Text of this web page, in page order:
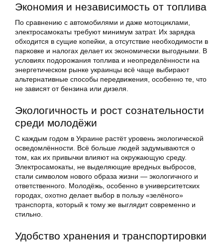
Экономия и независимость от топлива
По сравнению с автомобилями и даже мотоциклами,
электросамокаты требуют минимум затрат. Их зарядка
обходится в сущие копейки, а отсутствие необходимости в
парковке и налогах делает их экономически выгодными. В
условиях подорожания топлива и неопределённости на
энергетическом рынке украинцы всё чаще выбирают
альтернативные способы передвижения, особенно те, что
не зависят от бензина или дизеля.
Экологичность и рост сознательности
среди молодёжи
С каждым годом в Украине растёт уровень экологической
осведомлённости. Всё больше людей задумываются о
том, как их привычки влияют на окружающую среду.
Электросамокаты, не выделяющие вредных выбросов,
стали символом нового образа жизни — экологичного и
ответственного. Молодёжь, особенно в университетских
городах, охотно делает выбор в пользу «зелёного»
транспорта, который к тому же выглядит современно и
стильно.
Удобство хранения и транспортировки